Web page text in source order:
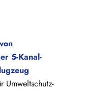
5-Kanal-
Umweltschutz-